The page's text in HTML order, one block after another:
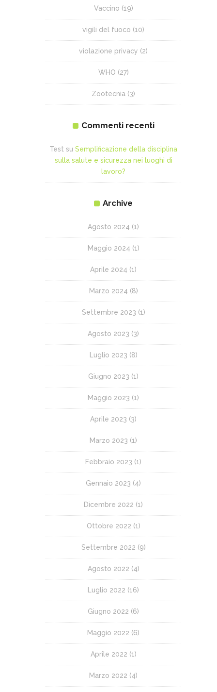
Vaccino (19)
vigili del fuoco (10)
violazione privacy (2)
WHO (27)
Zootecnia (3)
Commenti recenti
Test su Semplificazione della disciplina
sulla salute e sicurezza nei luoghi di
lavoro?
Archive
Agosto 2024 (1)
Maggio 2024 (1)
Aprile 2024 (1)
Marzo 2024 (8)
Settembre 2023 (1)
Agosto 2023 (3)
Luglio 2023 (8)
Giugno 2023 (1)
Maggio 2023 (1)
Aprile 2023 (3)
Marzo 2023 (1)
Febbraio 2023 (1)
Gennaio 2023 (4)
Dicembre 2022 (1)
Ottobre 2022 (1)
Settembre 2022 (9)
Agosto 2022 (4)
Luglio 2022 (16)
Giugno 2022 (6)
Maggio 2022 (6)
Aprile 2022 (1)
Marzo 2022 (4)